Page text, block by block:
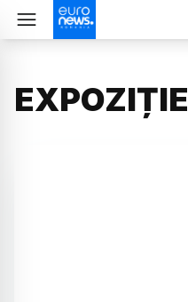
EXPOZIȚIE